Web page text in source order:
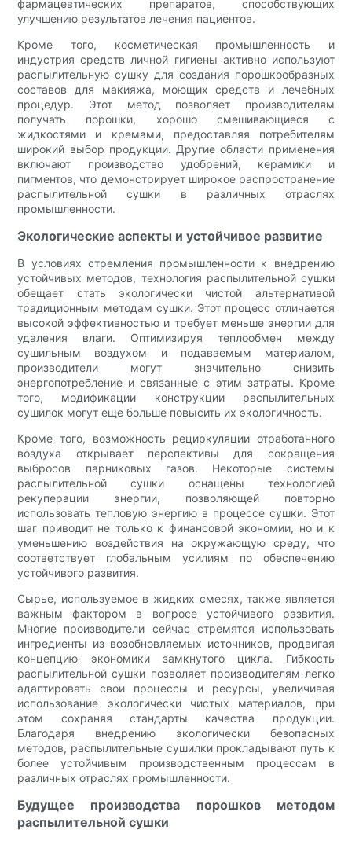
фармацевтических препаратов, способствующих
улучшению результатов лечения пациентов.
Кроме того, косметическая промышленность и
индустрия средств личной гигиены активно используют
распылительную сушку для создания порошкообразных
составов для макияжа, моющих средств и лечебных
процедур. Этот метод позволяет производителям
получать порошки, хорошо смешивающиеся с
жидкостями и кремами, предоставляя потребителям
широкий выбор продукции. Другие области применения
включают производство удобрений, керамики и
пигментов, что демонстрирует широкое распространение
распылительной сушки в различных отраслях
промышленности.
Экологические аспекты и устойчивое развитие
В условиях стремления промышленности к внедрению
устойчивых методов, технология распылительной сушки
обещает стать экологически чистой альтернативой
традиционным методам сушки. Этот процесс отличается
высокой эффективностью и требует меньше энергии для
удаления влаги. Оптимизируя теплообмен между
сушильным воздухом и подаваемым материалом,
производители могут значительно снизить
энергопотребление и связанные с этим затраты. Кроме
того, модификации конструкции распылительных
сушилок могут еще больше повысить их экологичность.
Кроме того, возможность рециркуляции отработанного
воздуха открывает перспективы для сокращения
выбросов парниковых газов. Некоторые системы
распылительной сушки оснащены технологией
рекуперации энергии, позволяющей повторно
использовать тепловую энергию в процессе сушки. Этот
шаг приводит не только к финансовой экономии, но и к
уменьшению воздействия на окружающую среду, что
соответствует глобальным усилиям по обеспечению
устойчивого развития.
Сырье, используемое в жидких смесях, также является
важным фактором в вопросе устойчивого развития.
Многие производители сейчас стремятся использовать
ингредиенты из возобновляемых источников, продвигая
концепцию экономики замкнутого цикла. Гибкость
распылительной сушки позволяет производителям легко
адаптировать свои процессы и ресурсы, увеличивая
использование экологически чистых материалов, при
этом сохраняя стандарты качества продукции.
Благодаря внедрению экологически безопасных
методов, распылительные сушилки прокладывают путь к
более устойчивым производственным процессам в
различных отраслях промышленности.
Будущее производства порошков методом
распылительной сушки